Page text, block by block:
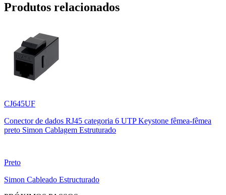
Produtos relacionados
CJ645UF
Conector de dados RJ45 categoria 6 UTP Keystone fêmea-fêmea
preto Simon Cablagem Estruturado
Preto
Simon Cableado Estructurado